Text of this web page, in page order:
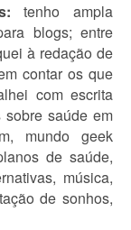
tenho ampla
blogs; entre
à redação de
contar os que
com escrita
sobre saúde em
mundo geek
de saúde,
música,
de sonhos,